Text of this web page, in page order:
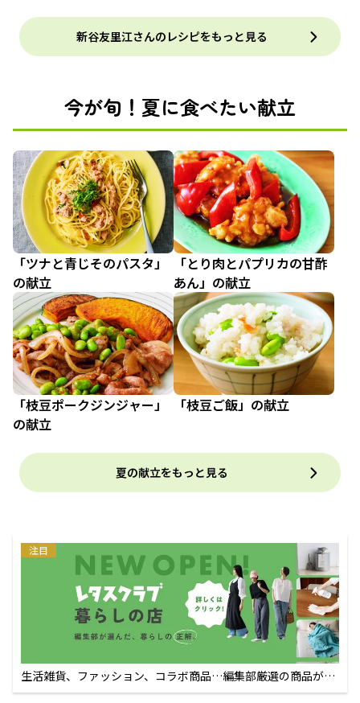
新谷友里江さんのレシピをもっと見る
今が旬！夏に食べたい献立
「ツナと青じそのパスタ」
の献立
「とり肉とパプリカの甘酢
あん」の献立
「枝豆ポークジンジャー」
の献立
「枝豆ご飯」の献立
夏の献立をもっと見る
注目
生活雑貨、ファッション、コラボ商品…編集部厳選の商品が買
えるECサイト